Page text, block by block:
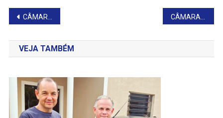
Navegação
de
Post
CÂMARA DE FARTURA SEDIA AUDIÊNCIA PÚBLICA
VEJA TAMBÉM